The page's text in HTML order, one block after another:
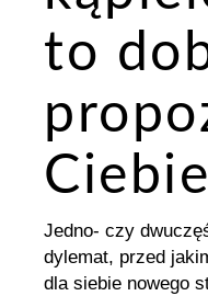
to
Jedno- czy
dylemat, przed
dla siebie nowego